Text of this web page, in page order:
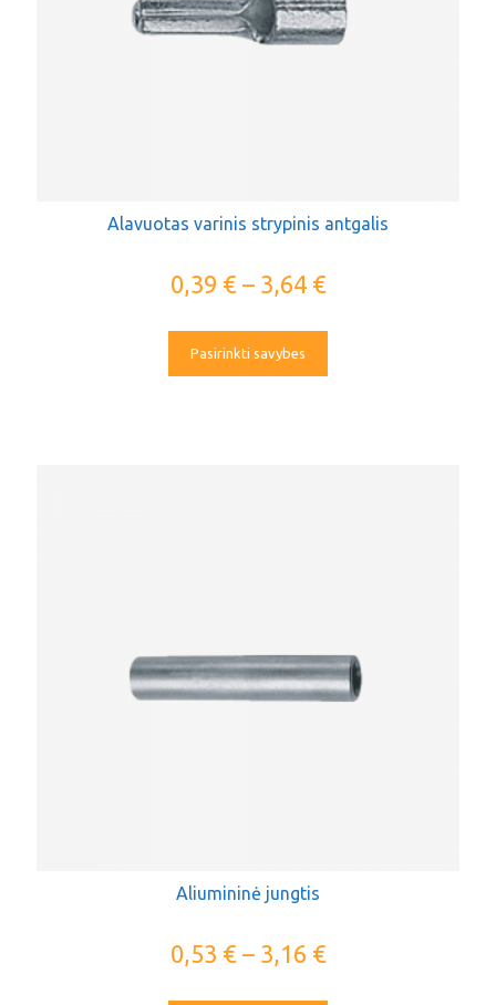
Alavuotas varinis strypinis antgalis
0,39 €– 3,64 €
Pasirinkti savybes
Aliumininė jungtis
0,53 €– 3,16 €